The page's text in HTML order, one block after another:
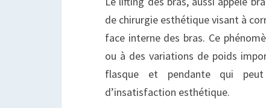
de chirurgie esthétique visant à
face interne des bras. Ce
ou à des variations de poids
flasque et pendante qui
d’insatisfaction esthétique.